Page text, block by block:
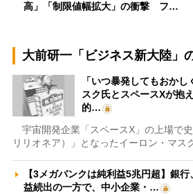
高」「制限値幅拡大」の衝撃 フ…
大前研一「ビジネス新大陸」
「いつ暴発してもおか
スク氏とスペースXが抱
的…
宇宙開発企業「スペースX」の上場で
リリオネア）」となったイーロン・マス
【3メガバンクは純利益5兆円超】銀
益続出の一方で、中小企業・…